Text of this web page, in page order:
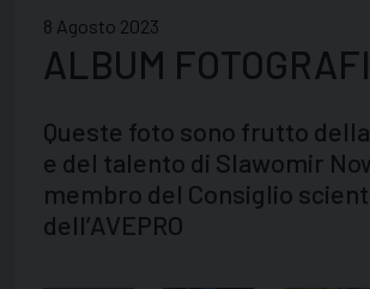
8 Agosto 2023
ALBUM
Queste foto sono frutto
e del talento di Slawomir
membro del Consiglio
dell’AVEPRO